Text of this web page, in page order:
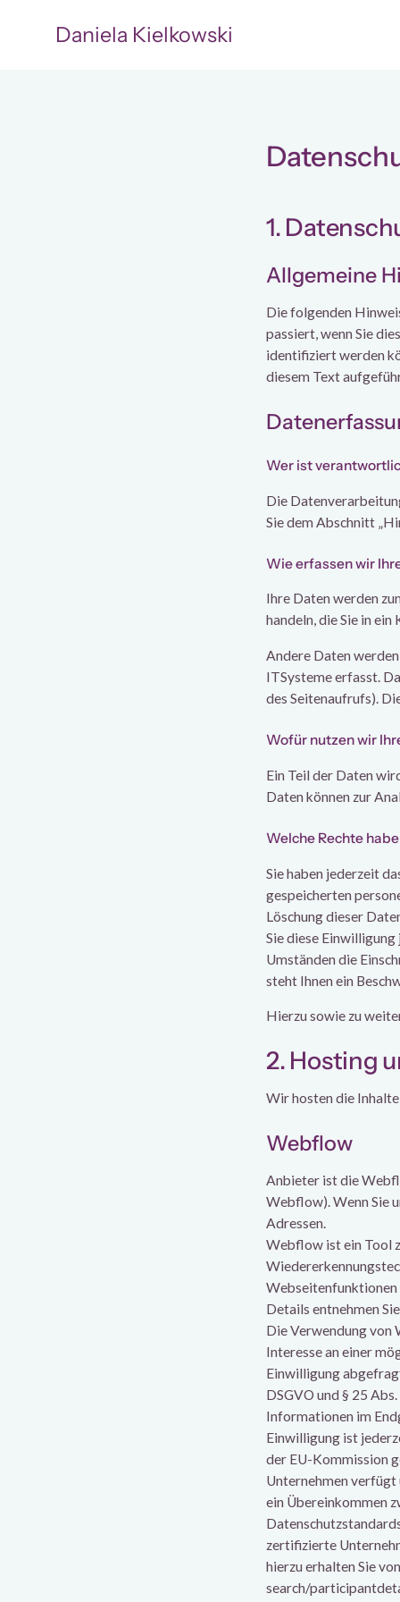
Daniela Kielkowski
1.
Allgemeine
Die folgenden
passiert, wenn Sie
identifiziert werden
diesem Text
Wer ist
Die
Sie dem Abschnitt
Wie erfassen wir
Ihre Daten werden
handeln, die Sie in
Andere Daten
ITSysteme erfasst.
des Seitenaufrufs).
Wofür nutzen wir
Ein Teil der Daten
Daten können zur
Welche Rechte
Sie haben jederzeit
gespeicherten
Löschung dieser
Sie diese
Umständen die
steht Ihnen ein
Hierzu sowie zu
2. Hosting
Wir hosten die
Webflow
Anbieter ist die
Webflow). Wenn Sie
Adressen.
Webflow ist ein Tool
Webseitenfunktionen
Details entnehmen
Die Verwendung von
Interesse an einer
Einwilligung
DSGVO und § 25
Informationen im
Einwilligung ist
der EU-Kommission
Unternehmen verfügt
ein Übereinkommen
zertifizierte
hierzu erhalten Sie
search/